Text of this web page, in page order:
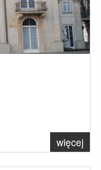
więcej